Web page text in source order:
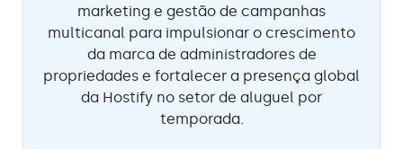
marketing e gestão de campanhas
multicanal para impulsionar o crescimento
da marca de administradores de
propriedades e fortalecer a presença global
da Hostify no setor de aluguel por
temporada.